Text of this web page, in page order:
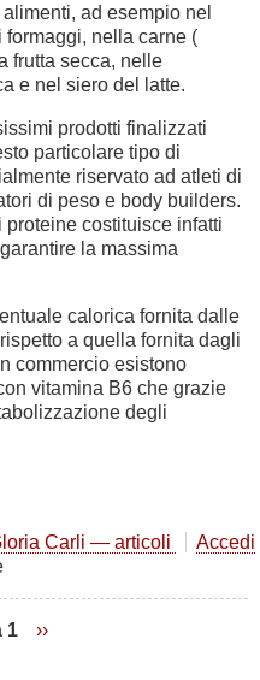
ad esempio nel
formaggi, nella carne (
frutta secca, nelle
e nel siero del latte.
prodotti finalizzati
particolare tipo di
riservato ad atleti di
di peso e body builders.
proteine costituisce infatti
la massima
calorica fornita dalle
a quella fornita dagli
commercio esistono
vitamina B6 che grazie
degli
Carli — articoli
Accedi
1
Pagina
››